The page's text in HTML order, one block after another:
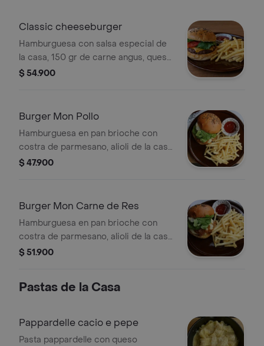
Classic cheeseburger
Hamburguesa con salsa especial de
la casa, 150 gr de carne angus, queso
cheddar, lechuga, pepinillos hechos
$ 54.900
Burger Mon Pollo
Hamburguesa en pan brioche con
costra de parmesano, alioli de la casa,
pechuga de pollo asada, mermelada
$ 47.900
Burger Mon Carne de Res
Hamburguesa en pan brioche con
costra de parmesano, alioli de la casa,
150 gr de carne angus, mermelada de
$ 51.900
Pastas de la Casa
Pappardelle cacio e pepe
Pasta pappardelle con queso